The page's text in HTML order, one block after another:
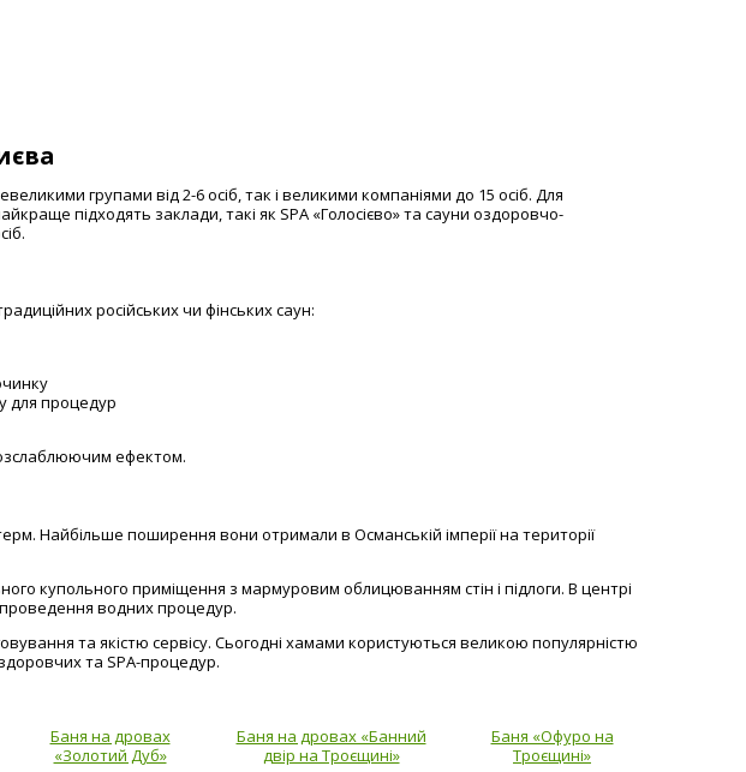
групами від 2-6 осіб, так і великими компаніями до 15 осіб. Для
підходять заклади, такі як SPA «Голосієво» та сауни оздоровчо-
російських чи фінських саун:
для процедур
ефектом.
Найбільше поширення вони отримали в Османській імперії на території
купольного приміщення з мармуровим облицюванням стін і підлоги. В центрі
водних процедур.
та якістю сервісу. Сьогодні хамами користуються великою популярністю
та SPA-процедур.
Баня на дровах
«Золотий Дуб»
Баня на дровах «Банний
двір на Троєщині»
Баня «Офуро на
Троєщині»